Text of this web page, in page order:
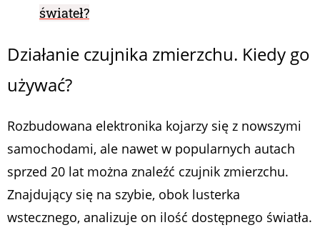
świateł?
Działanie czujnika zmierzchu. Kiedy go
używać?
Rozbudowana elektronika kojarzy się z nowszymi
samochodami, ale nawet w popularnych autach
sprzed 20 lat można znaleźć czujnik zmierzchu.
Znajdujący się na szybie, obok lusterka
wstecznego, analizuje on ilość dostępnego światła.